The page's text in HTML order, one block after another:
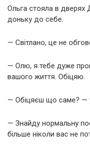
Ольга стояла в дверях
доньку до себе.
— Світлано, це не
— Олю, я тебе дуже
вашого життя. Обіцяю.
— Обіцяєш що саме? —
— Знайду нормальну
більше ніколи вас не